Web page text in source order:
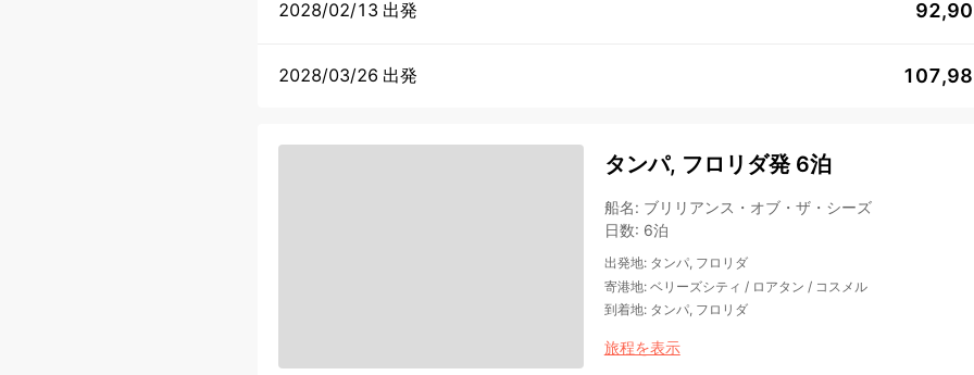
2028/02/13 出発
2028/03/26 出発
タンパ, フロリダ発 6泊
船名: ブリリアンス・オブ・ザ・シーズ
日数: 6泊
出発地: タンパ, フロリダ
寄港地: ベリーズシティ / ロアタン / コスメル
到着地: タンパ, フロリダ
旅程を表示